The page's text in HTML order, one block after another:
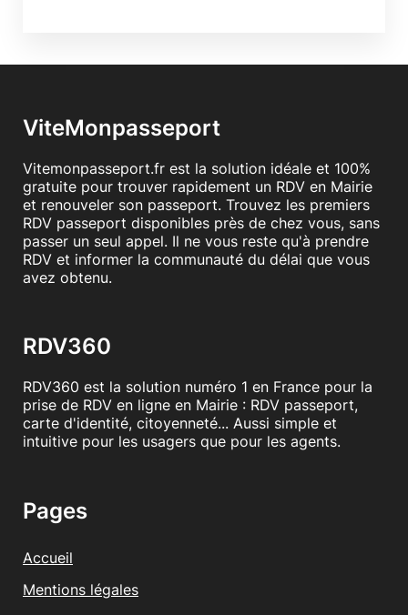
ViteMonpasseport
Vitemonpasseport.fr est la solution idéale et 100%
gratuite pour trouver rapidement un RDV en Mairie
et renouveler son passeport. Trouvez les premiers
RDV passeport disponibles près de chez vous, sans
passer un seul appel. Il ne vous reste qu'à prendre
RDV et informer la communauté du délai que vous
avez obtenu.
RDV360
RDV360 est la solution numéro 1 en France pour la
prise de RDV en ligne en Mairie : RDV passeport,
carte d'identité, citoyenneté... Aussi simple et
intuitive pour les usagers que pour les agents.
Pages
Accueil
Mentions légales